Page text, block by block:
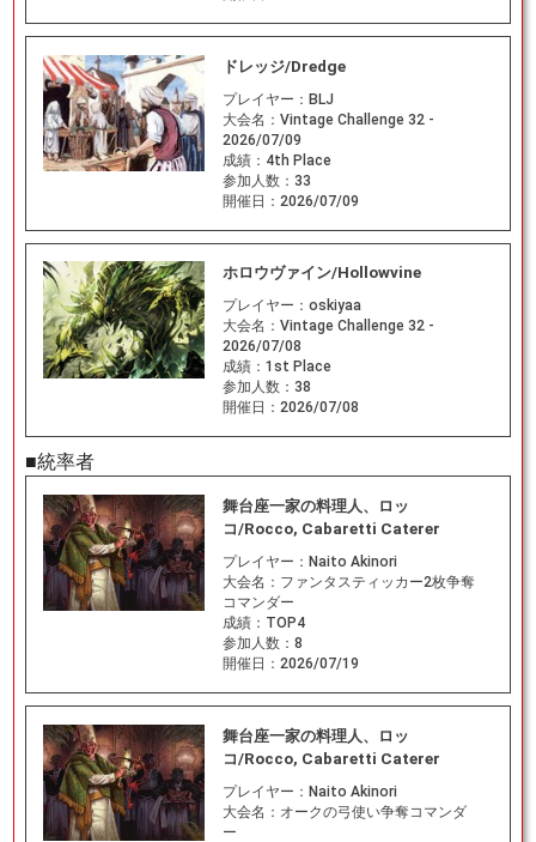
ドレッジ/Dredge
プレイヤー： BLJ
大会名： Vintage Challenge 32 -
2026/07/09
成績： 4th Place
参加人数： 33
開催日： 2026/07/09
ホロウヴァイン/Hollowvine
プレイヤー： oskiyaa
大会名： Vintage Challenge 32 -
2026/07/08
成績： 1st Place
参加人数： 38
開催日： 2026/07/08
■統率者
舞台座一家の料理人、ロッ
コ/Rocco, Cabaretti Caterer
プレイヤー： Naito Akinori
大会名： ファンタスティッカー2枚争奪
コマンダー
成績： TOP4
参加人数： 8
開催日： 2026/07/19
舞台座一家の料理人、ロッ
コ/Rocco, Cabaretti Caterer
プレイヤー： Naito Akinori
大会名： オークの弓使い争奪コマンダ
ー